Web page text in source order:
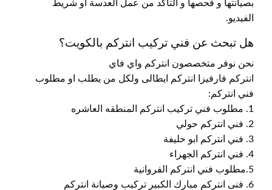
بصيانتها و فحصها و التاكد من عمل العدسة أو شريط
الفيديو.
هل تبحث عن فني تركيب انتركم بالكويت؟
نحن نوفر متخصصون انتركم واي فاي
انتركم فارفيزا انتركم ايطالى ولكل من يطلب او مطلوب
فني انتركم:
1. مطلوب فني تركيب انتركم المنطقه العاشره
2. فني انتركم حولي
3. فني انتركم ابو حليفة
4. فني انتركم الجهراء
5.مطلوب فني انتركم الفروانية
6. فنى انتركم مبارك الكبير تركيب وصيانة انتركم